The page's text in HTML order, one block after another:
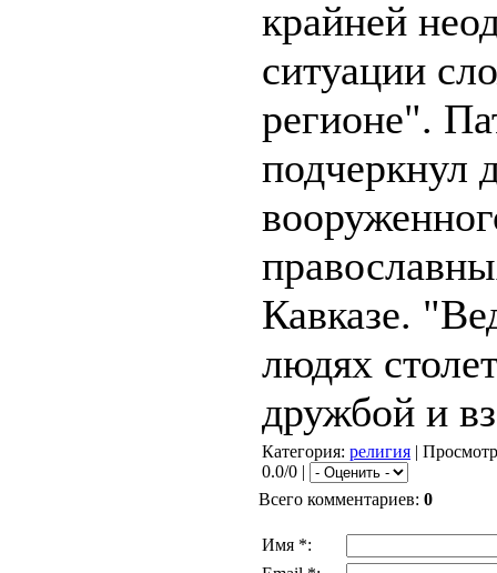
крайней
ситуации
регионе".
подчеркнул
Кавказе.
людях
дружбой и
Категория: религия |
0.0/0 |
Всего комментариев: 0
Имя *: